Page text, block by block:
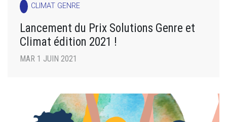
CLIMAT GENRE
Lancement du Prix Solutions Genre et
Climat édition 2021 !
MAR 1 JUIN 2021